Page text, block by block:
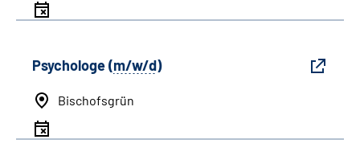
Psychologe (m/w/d)
Bischofsgrün